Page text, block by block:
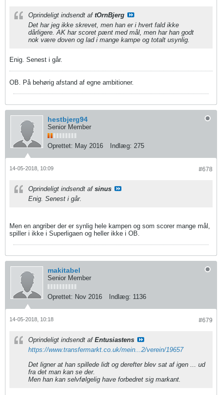
Oprindeligt indsendt af tOrnBjerg
Det har jeg ikke skrevet, men han er i hvert fald ikke
dårligere. AK har scoret pænt med mål, men har han godt
nok være doven og lad i mange kampe og totalt usynlig.
Enig. Senest i går.
OB. På behørig afstand af egne ambitioner.
hestbjerg94
Senior Member
Oprettet: May 2016 Indlæg: 275
#678
14-05-2018, 10:09
Oprindeligt indsendt af sinus
Enig. Senest i går.
Men en angriber der er synlig hele kampen og som scorer mange mål,
spiller i ikke i Superligaen og heller ikke i OB.
makitabel
Senior Member
Oprettet: Nov 2016 Indlæg: 1136
#679
14-05-2018, 10:18
Oprindeligt indsendt af Entusiastens
https://www.transfermarkt.co.uk/mein...2/verein/19657
Det ligner at han spillede lidt og derefter blev sat af igen ... ud
fra det man kan se der.
Men han kan selvfølgelig have forbedret sig markant.